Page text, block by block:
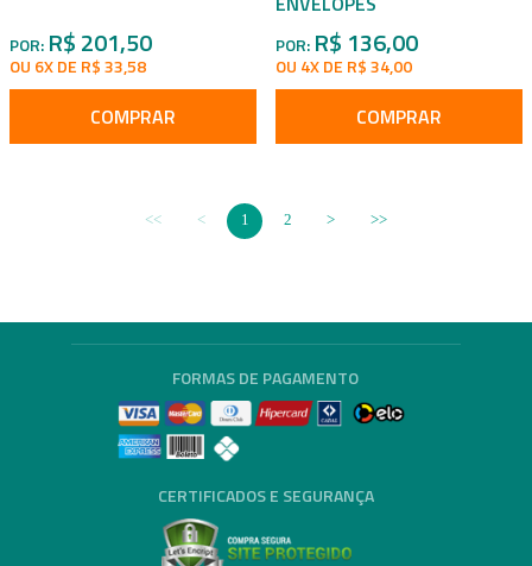
POR: R$ 201,50
OU 6X DE R$ 33,58
COMPRAR
POR: R$ 136,00
OU 4X DE R$ 34,00
COMPRAR
1 2
FORMAS DE PAGAMENTO
CERTIFICADOS E SEGURANÇA